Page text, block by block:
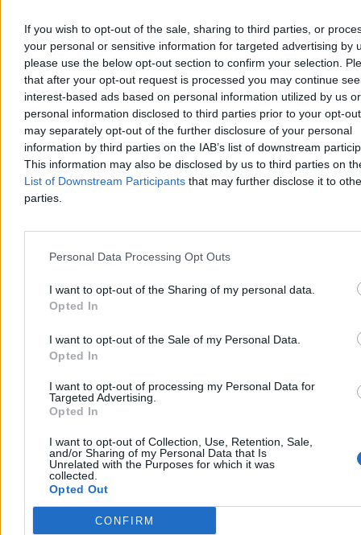
If you wish to opt-out of the sale, sharing to third parties, or
your personal or sensitive information for targeted advertising by
please use the below opt-out section to confirm your selection.
that after your opt-out request is processed you may continue
interest-based ads based on personal information utilized by us or
personal information disclosed to third parties prior to your opt-
may separately opt-out of the further disclosure of your personal
information by third parties on the IAB’s list of downstream
This information may also be disclosed by us to third parties on
List of Downstream Participants that may further disclose it to
parties.
Personal Data Processing Opt Outs
I want to opt-out of the Sharing of my personal data.
Opted In
I want to opt-out of the Sale of my Personal Data.
Opted In
I want to opt-out of processing my Personal Data for
Targeted Advertising.
Opted In
I want to opt-out of Collection, Use, Retention, Sale,
and/or Sharing of my Personal Data that Is
Unrelated with the Purposes for which it was
collected.
Opted Out
CONFIRM
Kraj
„Ja to mogę nie wychodzić ze stroju”. Strażniczka
tradycji Żywiecczyzny
– Ja to mogę nie wychodzić ze stroju. Dla mnie większym
problemem jest założyć coś innego – mówi wesoło Irena Pietras.
Siwe włosy spięte w kok poprawia prawą dłonią. Na palcach mienią
się złote pierścionki. Szyję zaś zdobią korale z najprawdziwszego